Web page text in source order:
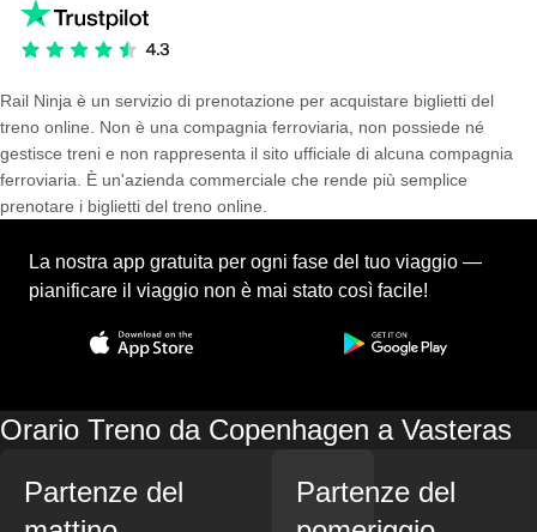
Rail Ninja è un servizio di prenotazione per acquistare biglietti del
treno online. Non è una compagnia ferroviaria, non possiede né
gestisce treni e non rappresenta il sito ufficiale di alcuna compagnia
ferroviaria. È un'azienda commerciale che rende più semplice
prenotare i biglietti del treno online.
La nostra app gratuita per ogni fase del tuo viaggio —
pianificare il viaggio non è mai stato così facile!
Orario Treno da Copenhagen a Vasteras
Partenze del
Partenze del